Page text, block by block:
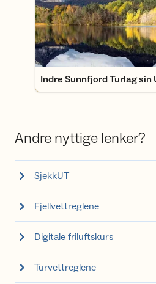
Indre Sunnfjord Turlag sin
Andre nyttige lenker?
SjekkUT
Fjellvettreglene
Digitale friluftskurs
Turvettreglene